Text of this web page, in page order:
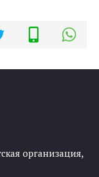
организация,